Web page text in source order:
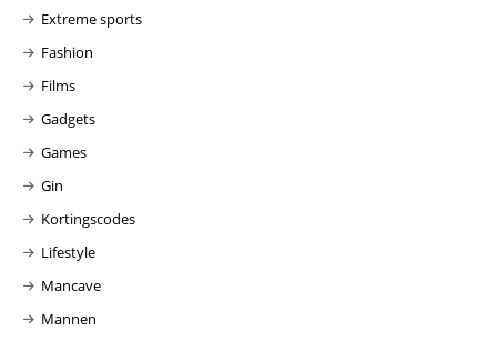
Extreme sports
Fashion
Films
Gadgets
Games
Gin
Kortingscodes
Lifestyle
Mancave
Mannen